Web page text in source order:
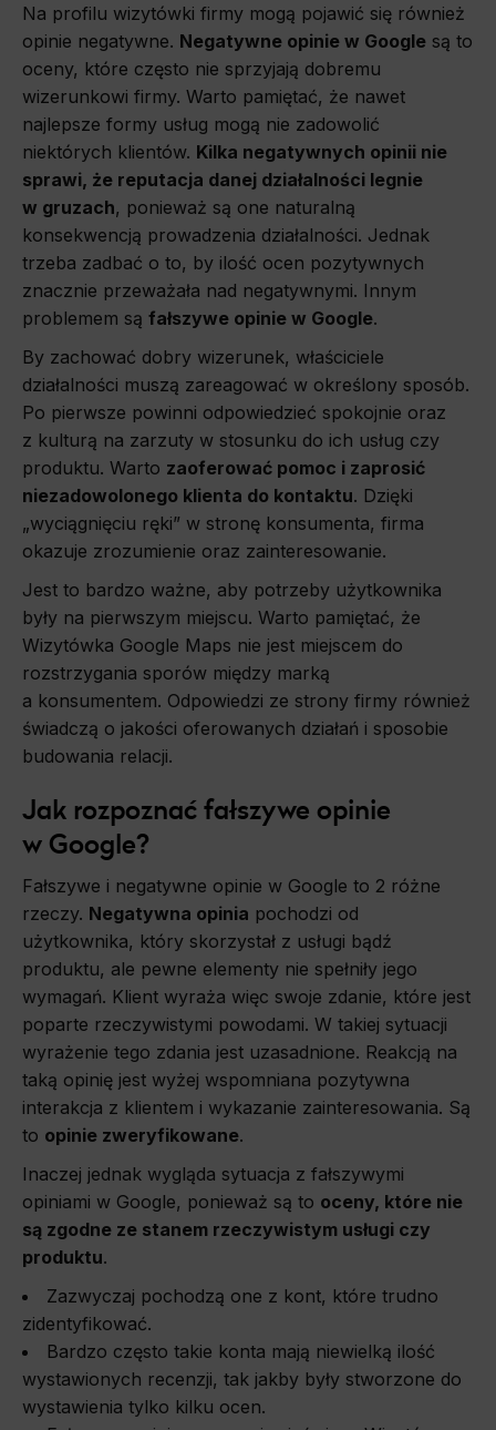
Na profilu wizytówki firmy mogą pojawić się również
opinie negatywne. Negatywne opinie w Google są to
oceny, które często nie sprzyjają dobremu
wizerunkowi firmy. Warto pamiętać, że nawet
najlepsze formy usług mogą nie zadowolić
niektórych klientów. Kilka negatywnych opinii nie
sprawi, że reputacja danej działalności legnie
w gruzach, ponieważ są one naturalną
konsekwencją prowadzenia działalności. Jednak
trzeba zadbać o to, by ilość ocen pozytywnych
znacznie przeważała nad negatywnymi. Innym
problemem są fałszywe opinie w Google.
By zachować dobry wizerunek, właściciele
działalności muszą zareagować w określony sposób.
Po pierwsze powinni odpowiedzieć spokojnie oraz
z kulturą na zarzuty w stosunku do ich usług czy
produktu. Warto zaoferować pomoc i zaprosić
niezadowolonego klienta do kontaktu. Dzięki
„wyciągnięciu ręki” w stronę konsumenta, firma
okazuje zrozumienie oraz zainteresowanie.
Jest to bardzo ważne, aby potrzeby użytkownika
były na pierwszym miejscu. Warto pamiętać, że
Wizytówka Google Maps nie jest miejscem do
rozstrzygania sporów między marką
a konsumentem. Odpowiedzi ze strony firmy również
świadczą o jakości oferowanych działań i sposobie
budowania relacji.
Jak rozpoznać fałszywe opinie
w Google?
Fałszywe i negatywne opinie w Google to 2 różne
rzeczy. Negatywna opinia pochodzi od
użytkownika, który skorzystał z usługi bądź
produktu, ale pewne elementy nie spełniły jego
wymagań. Klient wyraża więc swoje zdanie, które jest
poparte rzeczywistymi powodami. W takiej sytuacji
wyrażenie tego zdania jest uzasadnione. Reakcją na
taką opinię jest wyżej wspomniana pozytywna
interakcja z klientem i wykazanie zainteresowania. Są
to opinie zweryfikowane.
Inaczej jednak wygląda sytuacja z fałszywymi
opiniami w Google, ponieważ są to oceny, które nie
są zgodne ze stanem rzeczywistym usługi czy
produktu.
Zazwyczaj pochodzą one z kont, które trudno
zidentyfikować.
Bardzo często takie konta mają niewielką ilość
wystawionych recenzji, tak jakby były stworzone do
wystawienia tylko kilku ocen.